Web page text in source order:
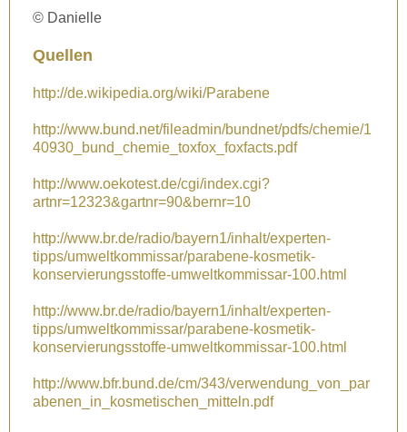
© Danielle
Quellen
http://de.wikipedia.org/wiki/Parabene
http://www.bund.net/fileadmin/bundnet/pdfs/chemie/1
40930_bund_chemie_toxfox_foxfacts.pdf
http://www.oekotest.de/cgi/index.cgi?
artnr=12323&gartnr=90&bernr=10
http://www.br.de/radio/bayern1/inhalt/experten-
tipps/umweltkommissar/parabene-kosmetik-
konservierungsstoffe-umweltkommissar-100.html
http://www.br.de/radio/bayern1/inhalt/experten-
tipps/umweltkommissar/parabene-kosmetik-
konservierungsstoffe-umweltkommissar-100.html
http://www.bfr.bund.de/cm/343/verwendung_von_par
abenen_in_kosmetischen_mitteln.pdf